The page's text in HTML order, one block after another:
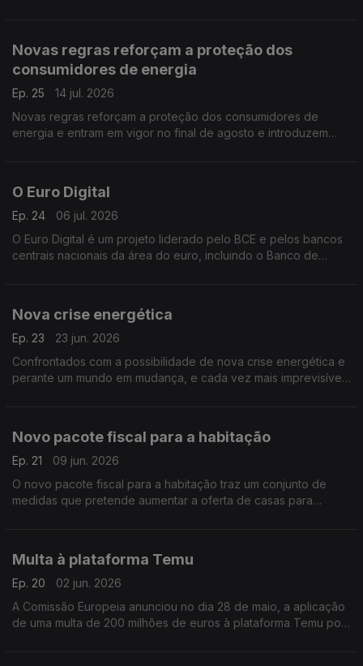
habitação. A iniciativa surge num contexto de crescente
procura por apoio, com os pedidos de ajuda à DECO a
aumentarem 67% este ano.
Novas regras reforçam a proteção dos
consumidores de energia
Ep. 25
14 jul. 2026
Novas regras reforçam a proteção dos consumidores de
energia e entram em vigor no final de agosto e introduzem
tudo com Graça Cabral na conversa com Isabel Flora.
O Euro Digital
Ep. 24
06 jul. 2026
O Euro Digital é um projeto liderado pelo BCE e pelos bancos
centrais nacionais da área do euro, incluindo o Banco de
Nova crise energética
Ep. 23
23 jun. 2026
Confrontados com a possibilidade de nova crise energética e
perante um mundo em mudança, e cada vez mais imprevisível.
Novo pacote fiscal para a habitação
Ep. 21
09 jun. 2026
O novo pacote fiscal para a habitação traz um conjunto de
medidas que pretende aumentar a oferta de casas para
Multa à plataforma Temu
Ep. 20
02 jun. 2026
A Comissão Europeia anunciou no dia 28 de maio, a aplicação
de uma multa de 200 milhões de euros à plataforma Temu por